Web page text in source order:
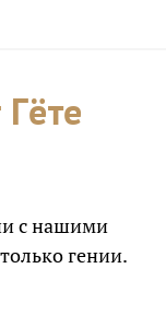
с нашими
гении.